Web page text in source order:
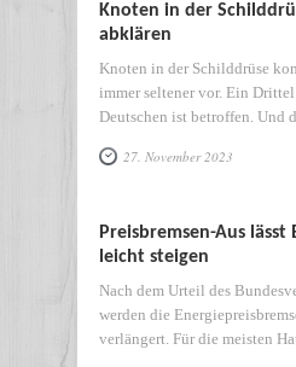
Knoten in der
abklären
Knoten in der Schilddrüse
immer seltener vor. Ein
Deutschen ist betroffen. Und
27. November 2023
Preisbremsen-Aus
leicht steigen
Nach dem Urteil des
werden die
verlängert. Für die meisten